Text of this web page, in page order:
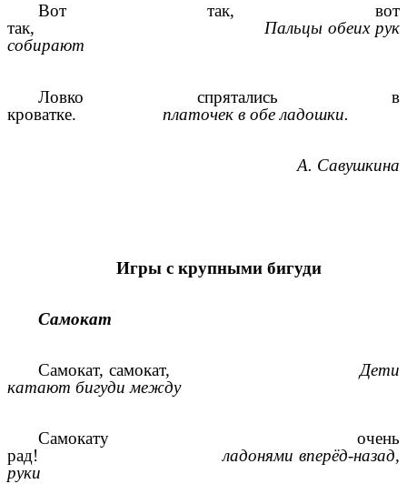
Вот так, вот
так, Пальцы обеих рук
собирают
Ловко спрятались в
кроватке. платочек в обе ладошки.
А. Савушкина
Игры с крупными бигуди
Самокат
Самокат, самокат, Дети
катают бигуди между
Самокату очень
рад!ладонями вперёд-назад,
руки